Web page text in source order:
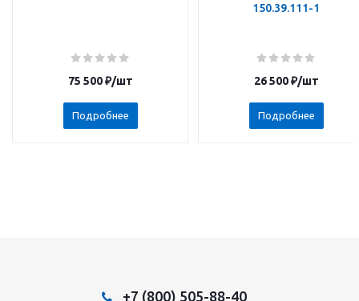
75 500₽/шт
Подробнее
150.39.111-1
26 500₽/шт
Подробнее
+7 (800) 505-88-40